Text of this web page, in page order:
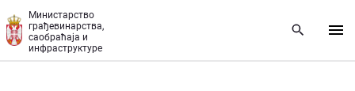
Министарство
грађевинарства,
саобраћаја и
инфраструктуре